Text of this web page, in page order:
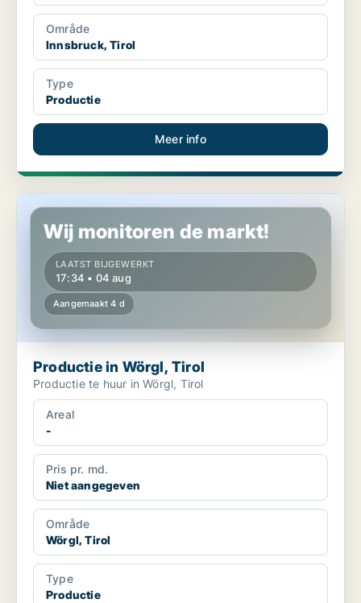
Område
Innsbruck, Tirol
Type
Productie
Meer info
Productie in Wörgl, Tirol
Wij monitoren de markt!
LAATST BIJGEWERKT
17:34 • 04 aug
Aangemaakt 4 d
Productie in Wörgl, Tirol
Productie te huur in Wörgl, Tirol
Areal
-
Pris pr. md.
Niet aangegeven
Område
Wörgl, Tirol
Type
Productie